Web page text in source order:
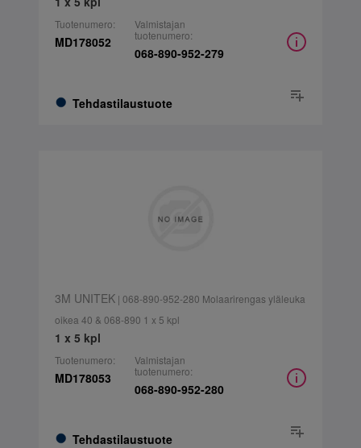
Tuotenumero:
MD178052
Tehdastilaustuote
Valmistajan
tuotenumero:
068-890-952-279
3M UNITEK| 068-890-952-280 Molaarirengas yläleuka
oikea 40 & 068-890 1 x 5 kpl
1 x 5 kpl
Tuotenumero:
MD178053
Tehdastilaustuote
Valmistajan
tuotenumero:
068-890-952-280